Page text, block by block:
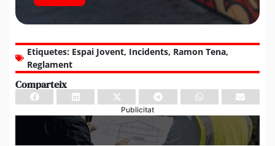
Etiquetes: Espai Jovent, Incidents, Ramon Tena,
Reglament
Comparteix
Publicitat